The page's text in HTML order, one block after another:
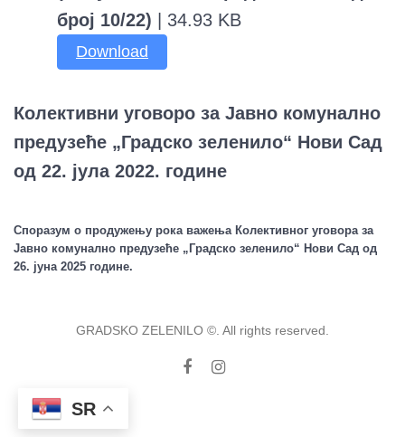
број 10/22) | 34.93 KB
Download
Колективни уговоро за Јавно комунално
предузеће „Градско зеленило“ Нови Сад
од 22. јула 2022. године
Споразум о продужењу рока важења Колективног уговора за
Јавно комунално предузеће „Градско зеленило“ Нови Сад од
26. јуна 2025 године.
GRADSKO ZELENILO ©. All rights reserved.
SR